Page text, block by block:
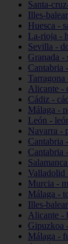
Santa-
Illes-
Huesca -
La-rioja -
Sevilla -
Granada -
Cantabria
Tarragona
Alicante -
Cádiz -
Málaga -
León -
Navarra -
Cantabria
Cantabria
Valladolid
Murcia -
Málaga -
Illes-
Alicante -
Gipuzkoa
Málaga -